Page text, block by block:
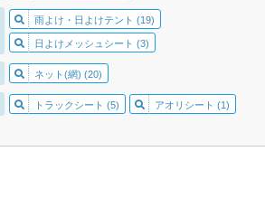
雨よけ・日よけテント (19)
日よけメッシュシート (3)
ネット(網) (20)
トラックシート (5) アオリシート (1)